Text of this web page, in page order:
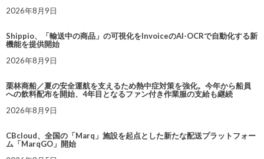
2026年8月9日
Shippio、「輸送中の商品」の可視化をInvoiceのAI-OCRで自動化する新
機能を提供開始
2026年8月9日
栗林商船／夏の安全運航を支えるため熱中症対策を強化。今年から船員
への飲料配布を開始、4年目となるファン付き作業服の支給も継続
2026年8月9日
CBcloud、全国の「Marq」施設を起点とした新たな配送プラットフォー
ム「MarqGO」開始